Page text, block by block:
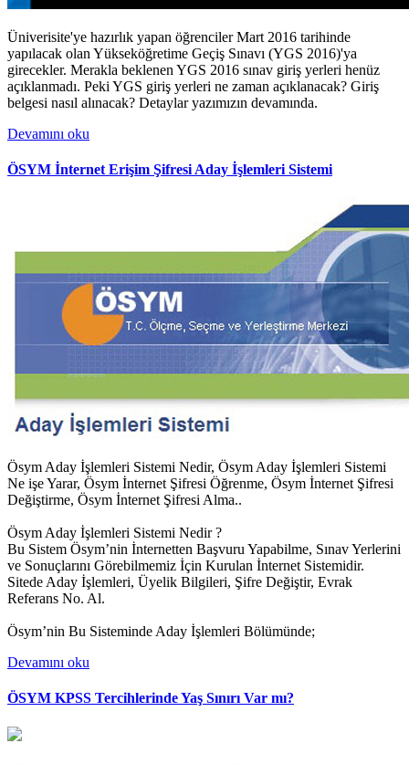
Üniverisite'ye hazırlık yapan öğrenciler Mart 2016 tarihinde
yapılacak olan Yükseköğretime Geçiş Sınavı (YGS 2016)'ya
girecekler. Merakla beklenen YGS 2016 sınav giriş yerleri henüz
açıklanmadı. Peki YGS giriş yerleri ne zaman açıklanacak? Giriş
belgesi nasıl alınacak? Detaylar yazımızın devamında.
Devamını oku
ÖSYM İnternet Erişim Şifresi Aday İşlemleri Sistemi
Ösym Aday İşlemleri Sistemi Nedir, Ösym Aday İşlemleri Sistemi
Ne işe Yarar, Ösym İnternet Şifresi Öğrenme, Ösym İnternet Şifresi
Değiştirme, Ösym İnternet Şifresi Alma..
Ösym Aday İşlemleri Sistemi Nedir ?
Bu Sistem Ösym’nin İnternetten Başvuru Yapabilme, Sınav Yerlerini
ve Sonuçlarını Görebilmemiz İçin Kurulan İnternet Sistemidir.
Sitede Aday İşlemleri, Üyelik Bilgileri, Şifre Değiştir, Evrak
Referans No. Al.
Ösym’nin Bu Sisteminde Aday İşlemleri Bölümünde;
Devamını oku
ÖSYM KPSS Tercihlerinde Yaş Sınırı Var mı?